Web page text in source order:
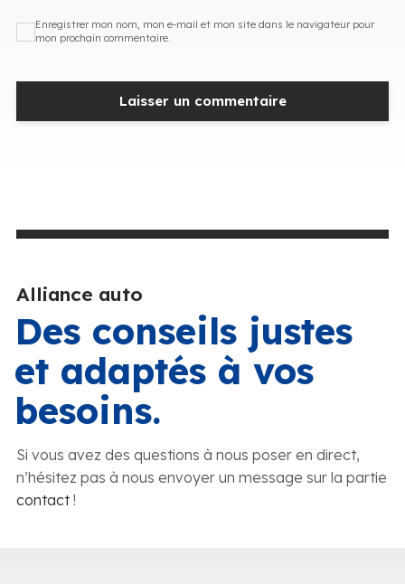
Enregistrer mon nom, mon e-mail et mon site dans le navigateur pour
mon prochain commentaire.
Alliance auto
Des conseils justes
et adaptés à vos
besoins.
Si vous avez des questions à nous poser en direct,
n’hésitez pas à nous envoyer un message sur la partie
contact!